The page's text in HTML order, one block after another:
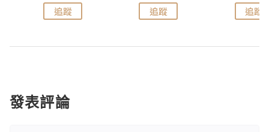
追蹤 追蹤 追蹤
發表評論